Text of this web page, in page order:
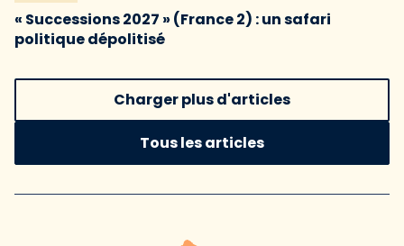
« Successions 2027 » (France 2) : un safari
politique dépolitisé
Charger plus d'articles
Tous les articles